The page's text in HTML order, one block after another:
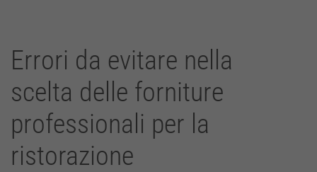
Errori da evitare nella
scelta delle forniture
professionali per la
ristorazione